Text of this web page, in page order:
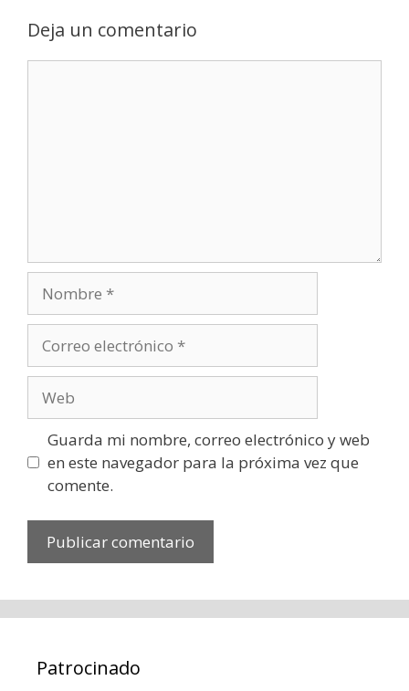
Deja un comentario
electrónico
Guarda mi nombre, correo electrónico y web
en este navegador para la próxima vez que
comente.
Patrocinado